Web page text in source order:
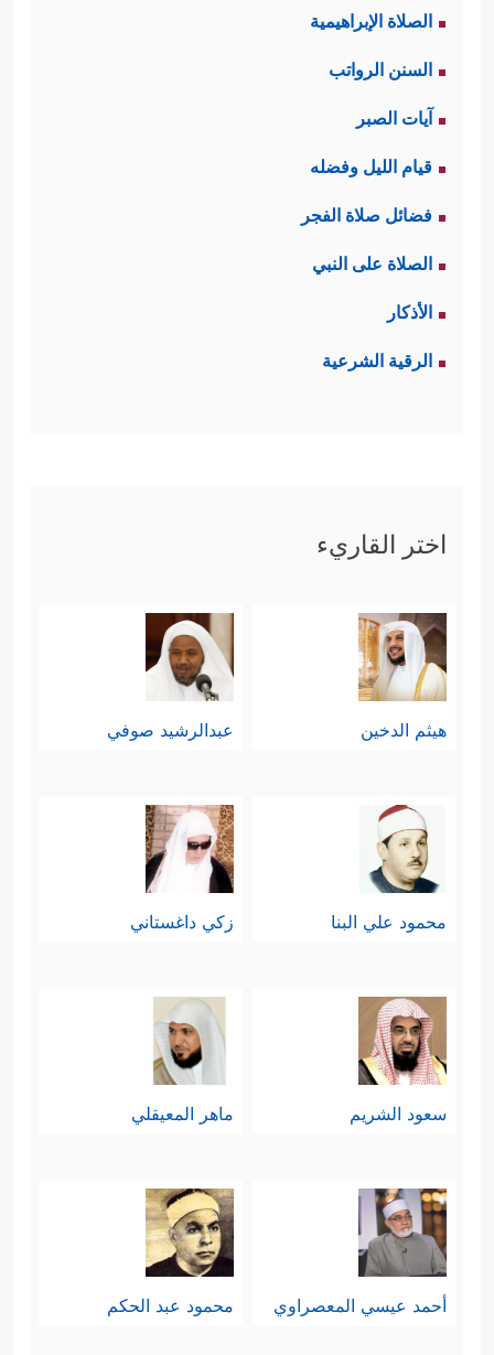
الصلاة الإبراهيمية
السنن الرواتب
آيات الصبر
قيام الليل وفضله
فضائل صلاة الفجر
الصلاة على النبي
الأذكار
الرقية الشرعية
اختر القاريء
هيثم الدخين عبدالرشيد صوفي
محمود علي البنا زكي داغستاني
سعود الشريم ماهر المعيقلي
أحمد عيسي المعصراوي محمود عبد الحكم